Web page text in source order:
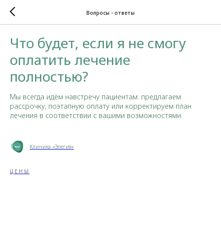
Вопросы - ответы
Что будет, если я не смогу
оплатить лечение
полностью?
Мы всегда идём навстречу пациентам: предлагаем
рассрочку, поэтапную оплату или корректируем план
лечения в соответствии с вашими возможностями.
Клиника «Элегия»
ЦЕНЫ